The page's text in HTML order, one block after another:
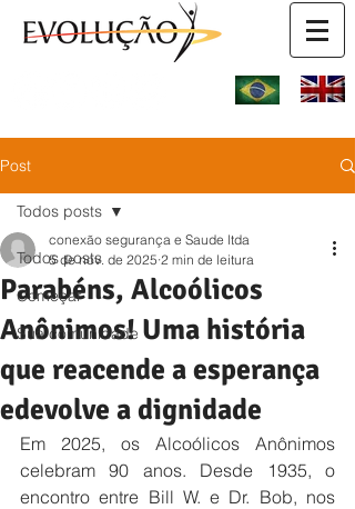
Post
Todos posts
Começar
Sua comunidade
Todos posts
Parabéns, Alcoólicos
Anônimos! Uma história
que reacende a esperança
edevolve a dignidade
conexão segurança e Saude ltda
5 de nov. de 2025 2 min de leitura
Em 2025, os Alcoólicos Anônimos
celebram 90 anos. Desde 1935, o
encontro entre Bill W. e Dr. Bob, nos